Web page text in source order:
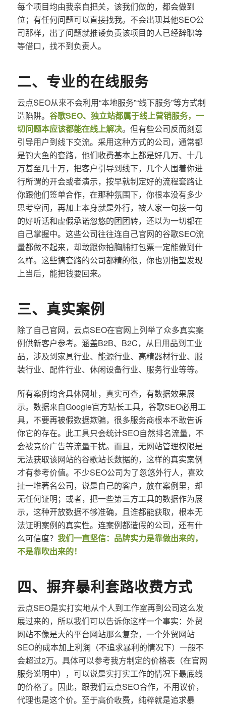
每个项目均由我亲自把关，该我们做的，都会做到
位；有任何问题可以直接找我。不会出现其他SEO公
司那样，出了问题就推诿负责该项目的人已经辞职等
等借口，找不到负责人。
二、专业的在线服务
云点SEO从来不会利用“本地服务”“线下服务”等方式制
造陷阱。 谷歌SEO、独立站都属于线上营销服务，一
切问题本应该都能在线上解决。但有些公司反而刻意
引导用户到线下交流。采用这种方式的公司，通常都
是钓大鱼的套路，他们收费基本上都是好几万、十几
万甚至几十万，把客户引导到线下，几个人围着你进
行所谓的开会或者演示，按早就制定好的流程套路让
你跟他们签单合作，在那种氛围下，你根本没有多少
思考空间，再加上本身就是外行，被人家一句接一句
的好听话和虚假承诺忽悠的团团转，还以为一切都在
自己掌握中。这些公司往往连自己官网的谷歌SEO流
量都做不起来，却敢跟你拍胸脯打包票一定能做到什
么样。这些搞套路的公司都精的很，你也别指望发现
上当后，能把钱要回来。
三、真实案例
除了自己官网，云点SEO在官网上列举了众多真实案
例供新客户参考。涵盖B2B、B2C，从日用品到工业
品，涉及到家具行业、能源行业、高精器材行业、服
装行业、配件行业、休闲设备行业、服务行业等等。
所有案例均含具体网址，真实可查，有数据效果展
示。数据来自Google官方站长工具，谷歌SEO必用工
具，不要再被假数据欺骗，很多服务商根本不敢告诉
你它的存在。此工具只会统计SEO自然排名流量，不
会被竞价广告等流量干扰。而且，无网站管理权限是
无法获取该网站的谷歌站长数据的，这样的真实案例
才有参考价值。不少SEO公司为了忽悠外行人，喜欢
扯一堆著名公司，说是自己的客户，放在案例里，却
无任何证明；或者，把一些第三方工具的数据作为展
示，这种开放数据不够准确，且谁都能获取，根本无
法证明案例的真实性。连案例都造假的公司，还有什
么可信度？ 我们一直坚信：品牌实力是靠做出来的，
不是靠吹出来的！
四、摒弃暴利套路收费方式
云点SEO是实打实地从个人到工作室再到公司这么发
展过来的，所以我们可以告诉你这样一个事实：外贸
网站不像是大的平台网站那么复杂，一个外贸网站
SEO的成本加上利润（不追求暴利的情况下）一般不
会超过2万。具体可以参考我方制定的价格表（在官网
服务说明中），可以说是实打实工作的情况下最底线
的价格了。因此，跟我们云点SEO合作，不用议价，
代理也是这个价。至于高价收费，纯粹就是追求暴